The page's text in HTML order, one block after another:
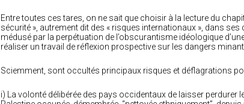
Entre toutes ces tares, on ne sait que choisir à la lecture du
sécurité », autrement dit des « risques internationaux », dans ses
médusé par la perpétuation de l’obscurantisme idéologique
réaliser un travail de réflexion prospective sur les dangers
Sciemment, sont occultés principaux risques et déflagrations
i) La volonté délibérée des pays occidentaux de laisser perdurer